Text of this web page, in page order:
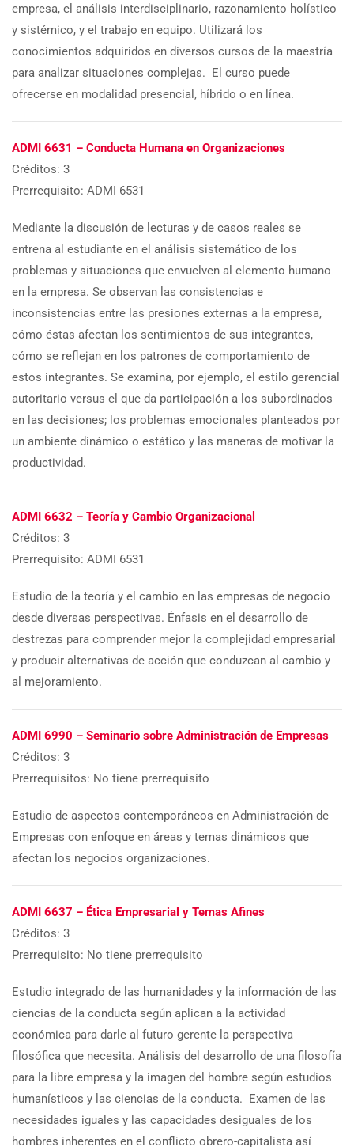
empresa, el análisis interdisciplinario, razonamiento holístico
y sistémico, y el trabajo en equipo. Utilizará los
conocimientos adquiridos en diversos cursos de la maestría
para analizar situaciones complejas. El curso puede
ofrecerse en modalidad presencial, híbrido o en línea.
ADMI 6631 – Conducta Humana en Organizaciones
Créditos: 3
Prerrequisito: ADMI 6531
Mediante la discusión de lecturas y de casos reales se
entrena al estudiante en el análisis sistemático de los
problemas y situaciones que envuelven al elemento humano
en la empresa. Se observan las consistencias e
inconsistencias entre las presiones externas a la empresa,
cómo éstas afectan los sentimientos de sus integrantes,
cómo se reflejan en los patrones de comportamiento de
estos integrantes. Se examina, por ejemplo, el estilo gerencial
autoritario versus el que da participación a los subordinados
en las decisiones; los problemas emocionales planteados por
un ambiente dinámico o estático y las maneras de motivar la
productividad.
ADMI 6632 – Teoría y Cambio Organizacional
Créditos: 3
Prerrequisito: ADMI 6531
Estudio de la teoría y el cambio en las empresas de negocio
desde diversas perspectivas. Énfasis en el desarrollo de
destrezas para comprender mejor la complejidad empresarial
y producir alternativas de acción que conduzcan al cambio y
al mejoramiento.
ADMI 6990 – Seminario sobre Administración de Empresas
Créditos: 3
Prerrequisitos: No tiene prerrequisito
Estudio de aspectos contemporáneos en Administración de
Empresas con enfoque en áreas y temas dinámicos que
afectan los negocios organizaciones.
ADMI 6637 – Ética Empresarial y Temas Afines
Créditos: 3
Prerrequisito: No tiene prerrequisito
Estudio integrado de las humanidades y la información de las
ciencias de la conducta según aplican a la actividad
económica para darle al futuro gerente la perspectiva
filosófica que necesita. Análisis del desarrollo de una filosofía
para la libre empresa y la imagen del hombre según estudios
humanísticos y las ciencias de la conducta. Examen de las
necesidades iguales y las capacidades desiguales de los
hombres inherentes en el conflicto obrero-capitalista así